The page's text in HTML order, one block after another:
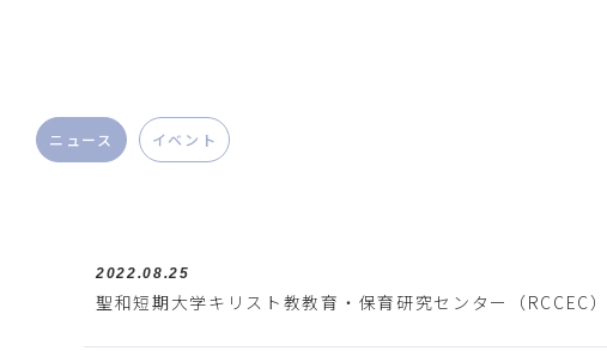
ニュース イベント
2022.08.25
聖和短期大学キリスト教教育・保育研究センター（RCCEC